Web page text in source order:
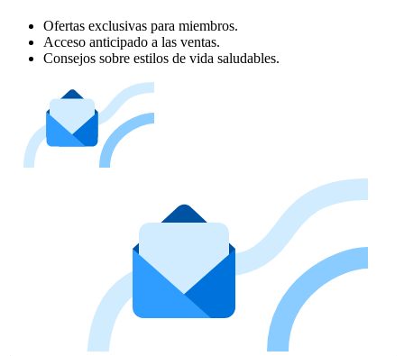
Ofertas exclusivas para miembros.
Acceso anticipado a las ventas.
Consejos sobre estilos de vida saludables.